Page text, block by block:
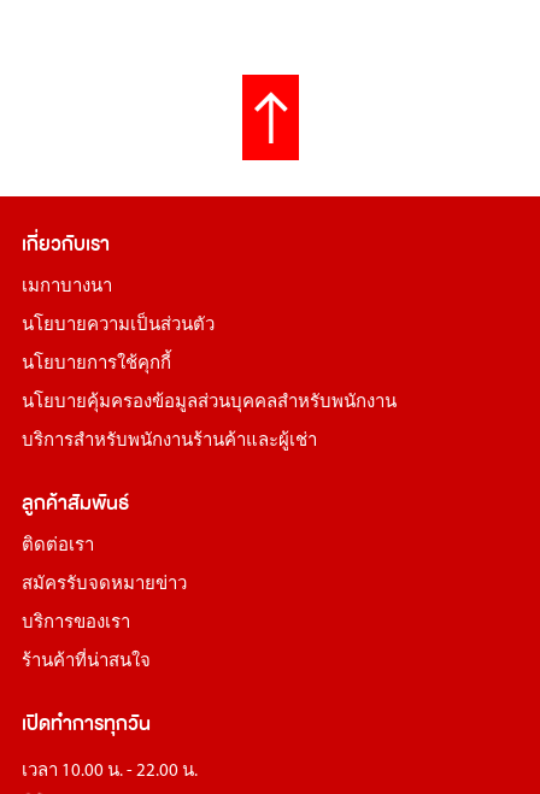
เกี่ยวกับเรา
เมกาบางนา
นโยบายความเป็นส่วนตัว
นโยบายการใช้คุกกี้
นโยบายคุ้มครองข้อมูลส่วนบุคคลสำหรับพนักงาน
บริการสำหรับพนักงานร้านค้าและผู้เช่า
ลูกค้าสัมพันธ์
ติดต่อเรา
สมัครรับจดหมายข่าว
บริการของเรา
ร้านค้าที่น่าสนใจ
เปิดทำการทุกวัน
เวลา 10.00 น. - 22.00 น.